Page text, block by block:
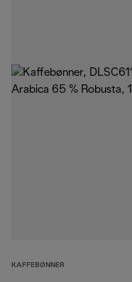
KAFFEBØNNER